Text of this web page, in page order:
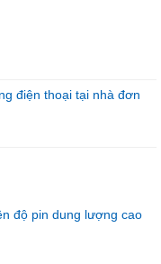
điện thoại tại nhà đơn
độ pin dung lượng cao